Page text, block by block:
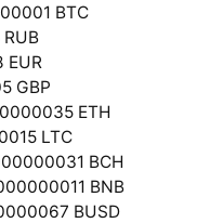
BTC
GBP
ETH
LTC
BCH
BNB
BUSD